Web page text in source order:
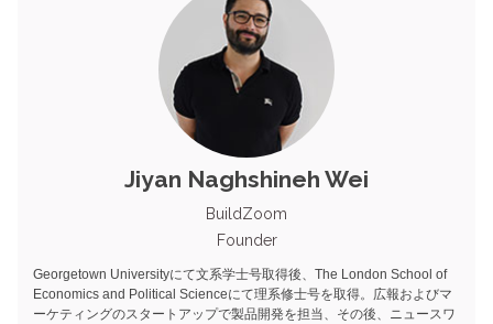
Jiyan Naghshineh Wei
BuildZoom
Founder
Georgetown Universityにて文系学士号取得後、The London School of
Economics and Political Scienceにて理系修士号を取得。広報およびマ
ーケティングのスタートアップで製品開発を担当、その後、ニュースワ